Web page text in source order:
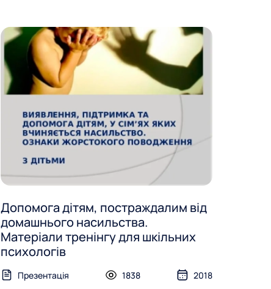
Допомога дітям, постраждалим від
домашнього насильства.
Матеріали тренінгу для шкільних
психологів
Презентація 1838 2018